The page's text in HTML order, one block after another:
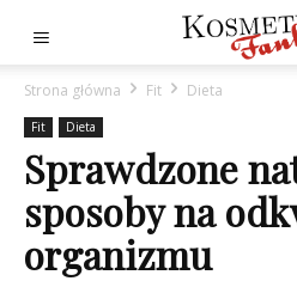
Strona główna Fit Dieta
Fit Dieta
Sprawdzone
sposoby na
organizmu